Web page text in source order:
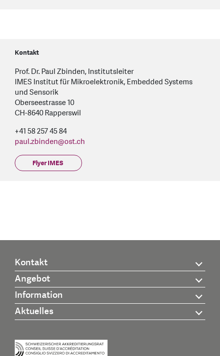
Kontakt
Prof. Dr. Paul Zbinden, Institutsleiter
IMES Institut für Mikroelektronik, Embedded Systems
und Sensorik
Oberseestrasse 10
CH-8640 Rapperswil
+41 58 257 45 84
paul.zbinden@ost.ch
Flyer IMES
Kontakt
Angebot
Information
Aktuelles